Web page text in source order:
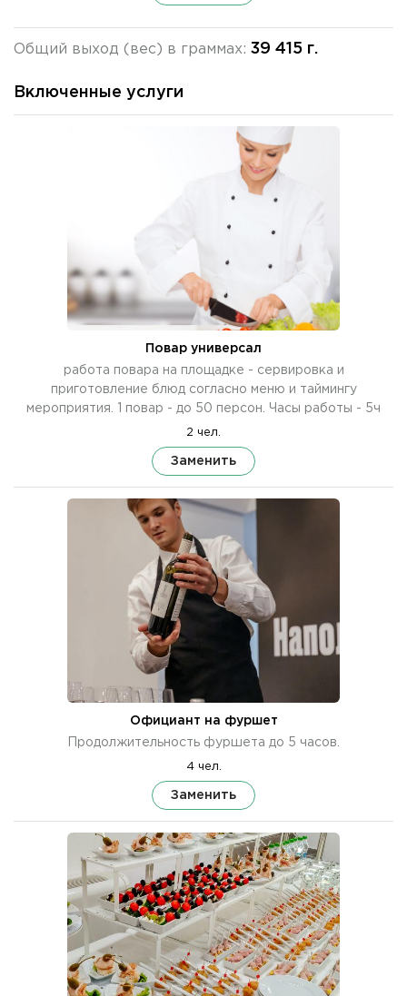
Общий выход (вес) в граммах: 39 415 г.
Включенные услуги
Повар универсал
работа повара на площадке - сервировка и
приготовление блюд согласно меню и таймингу
мероприятия. 1 повар - до 50 персон. Часы работы - 5ч
2 чел.
Заменить
Официант на фуршет
Продолжительность фуршета до 5 часов.
4 чел.
Заменить